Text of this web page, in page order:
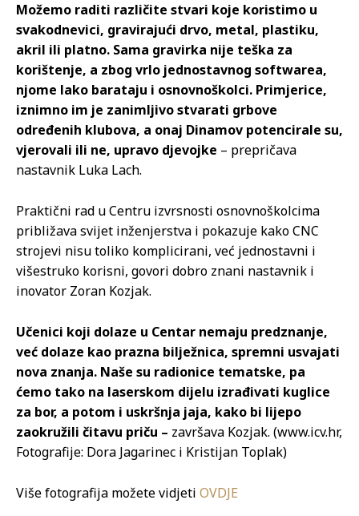
Možemo raditi različite stvari koje koristimo u
svakodnevici, gravirajući drvo, metal, plastiku,
akril ili platno. Sama gravirka nije teška za
korištenje, a zbog vrlo jednostavnog softwarea,
njome lako barataju i osnovnoškolci. Primjerice,
iznimno im je zanimljivo stvarati grbove
određenih klubova, a onaj Dinamov potencirale su,
vjerovali ili ne, upravo djevojke – prepričava
nastavnik Luka Lach.
Praktični rad u Centru izvrsnosti osnovnoškolcima
približava svijet inženjerstva i pokazuje kako CNC
strojevi nisu toliko komplicirani, već jednostavni i
višestruko korisni, govori dobro znani nastavnik i
inovator Zoran Kozjak.
Učenici koji dolaze u Centar nemaju predznanje,
već dolaze kao prazna bilježnica, spremni usvajati
nova znanja. Naše su radionice tematske, pa
ćemo tako na laserskom dijelu izrađivati kuglice
za bor, a potom i uskršnja jaja, kako bi lijepo
zaokružili čitavu priču – završava Kozjak. (www.icv.hr,
Fotografije: Dora Jagarinec i Kristijan Toplak)
Više fotografija možete vidjeti OVDJE